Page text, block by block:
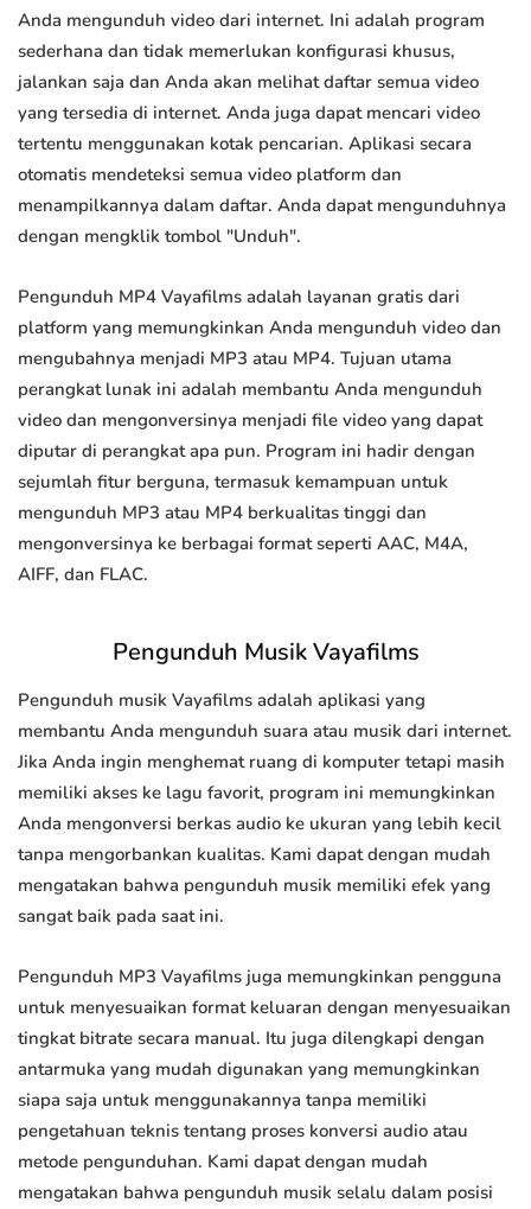
Anda mengunduh video dari internet. Ini adalah program
sederhana dan tidak memerlukan konfigurasi khusus,
jalankan saja dan Anda akan melihat daftar semua video
yang tersedia di internet. Anda juga dapat mencari video
tertentu menggunakan kotak pencarian. Aplikasi secara
otomatis mendeteksi semua video platform dan
menampilkannya dalam daftar. Anda dapat mengunduhnya
dengan mengklik tombol "Unduh".
Pengunduh MP4 Vayafilms adalah layanan gratis dari
platform yang memungkinkan Anda mengunduh video dan
mengubahnya menjadi MP3 atau MP4. Tujuan utama
perangkat lunak ini adalah membantu Anda mengunduh
video dan mengonversinya menjadi file video yang dapat
diputar di perangkat apa pun. Program ini hadir dengan
sejumlah fitur berguna, termasuk kemampuan untuk
mengunduh MP3 atau MP4 berkualitas tinggi dan
mengonversinya ke berbagai format seperti AAC, M4A,
AIFF, dan FLAC.
Pengunduh Musik Vayafilms
Pengunduh musik Vayafilms adalah aplikasi yang
membantu Anda mengunduh suara atau musik dari internet.
Jika Anda ingin menghemat ruang di komputer tetapi masih
memiliki akses ke lagu favorit, program ini memungkinkan
Anda mengonversi berkas audio ke ukuran yang lebih kecil
tanpa mengorbankan kualitas. Kami dapat dengan mudah
mengatakan bahwa pengunduh musik memiliki efek yang
sangat baik pada saat ini.
Pengunduh MP3 Vayafilms juga memungkinkan pengguna
untuk menyesuaikan format keluaran dengan menyesuaikan
tingkat bitrate secara manual. Itu juga dilengkapi dengan
antarmuka yang mudah digunakan yang memungkinkan
siapa saja untuk menggunakannya tanpa memiliki
pengetahuan teknis tentang proses konversi audio atau
metode pengunduhan. Kami dapat dengan mudah
mengatakan bahwa pengunduh musik selalu dalam posisi